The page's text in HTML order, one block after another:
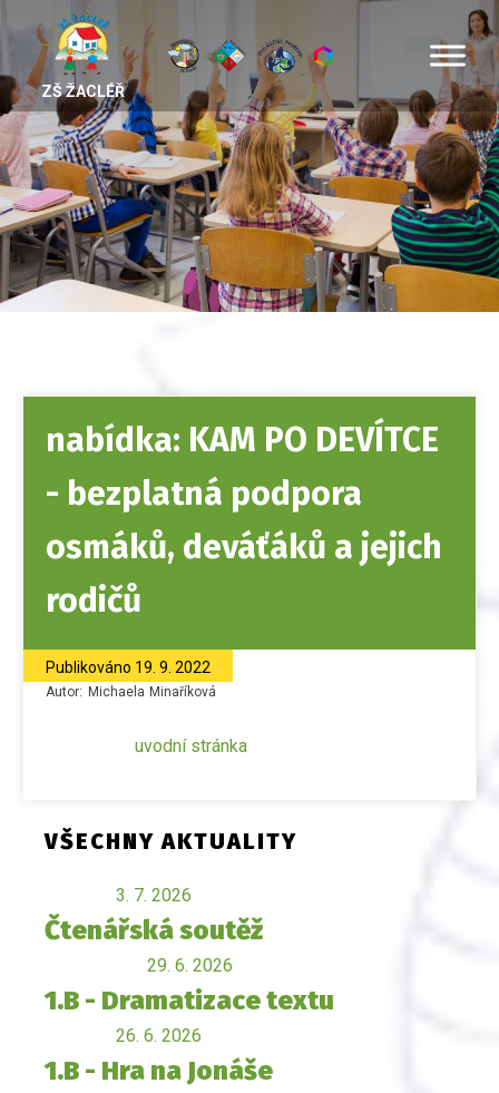
ZŠ ŽACLÉŘ
nabídka: KAM PO DEVÍTCE
- bezplatná podpora
osmáků, deváťáků a jejich
rodičů
Publikováno 19. 9. 2022
Autor: Michaela Minaříková
uvodní stránka
VŠECHNY AKTUALITY
3. 7. 2026
Čtenářská soutěž
29. 6. 2026
1.B - Dramatizace textu
26. 6. 2026
1.B - Hra na Jonáše